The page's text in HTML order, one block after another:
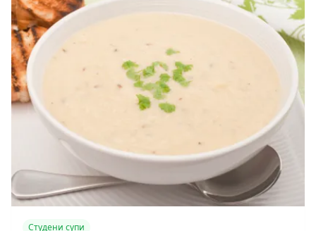
Студени супи